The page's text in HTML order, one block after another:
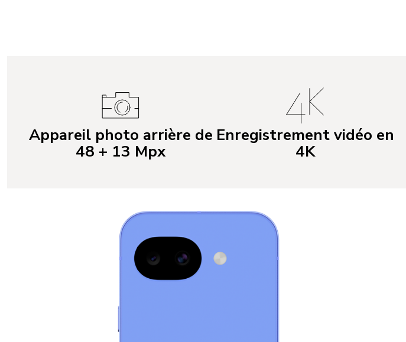
Appareil photo arrière de
48 + 13 Mpx
Enregistrement vidéo en
4K